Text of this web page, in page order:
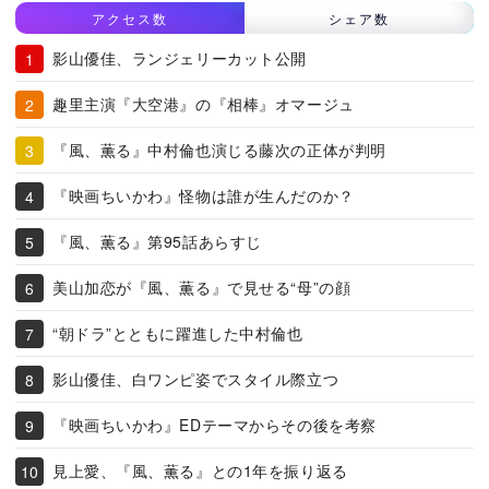
アクセス数 シェア数
影山優佳、ランジェリーカット公開
趣里主演『大空港』の『相棒』オマージュ
『風、薫る』中村倫也演じる藤次の正体が判明
『映画ちいかわ』怪物は誰が生んだのか？
『風、薫る』第95話あらすじ
美山加恋が『風、薫る』で見せる“母”の顔
“朝ドラ”とともに躍進した中村倫也
影山優佳、白ワンピ姿でスタイル際立つ
『映画ちいかわ』EDテーマからその後を考察
見上愛、『風、薫る』との1年を振り返る